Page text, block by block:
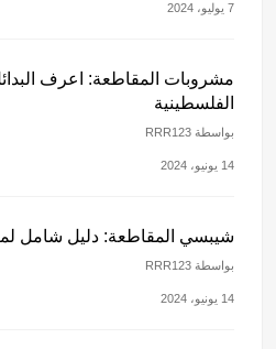
7 يوليو، 2024
مشروبات المقاطعة: اعرف
الفلسطينية
بواسطة RRR123
14 يونيو، 2024
شيبسي المقاطعة: دليل شامل
بواسطة RRR123
14 يونيو، 2024